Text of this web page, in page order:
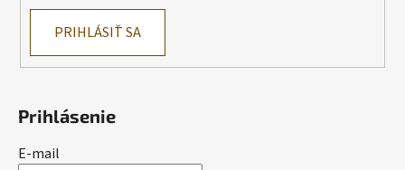
PRIHLÁSIŤ SA
Prihlásenie
E-mail